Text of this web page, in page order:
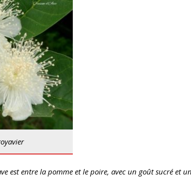
est entre la pomme et le poire, avec un goût sucré et